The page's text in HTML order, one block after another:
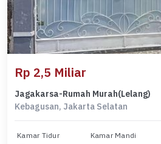
Rp 2,5 Miliar
Jagakarsa-Rumah Murah(Lelang)
Kebagusan, Jakarta Selatan
Kamar Tidur Kamar Mandi